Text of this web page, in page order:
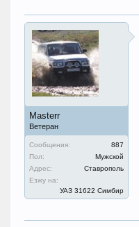
Masterr
Ветеран
Сообщения:
887
Пол:
Мужской
Адрес:
Ставрополь
Езжу на:
УАЗ 31622 Симбир